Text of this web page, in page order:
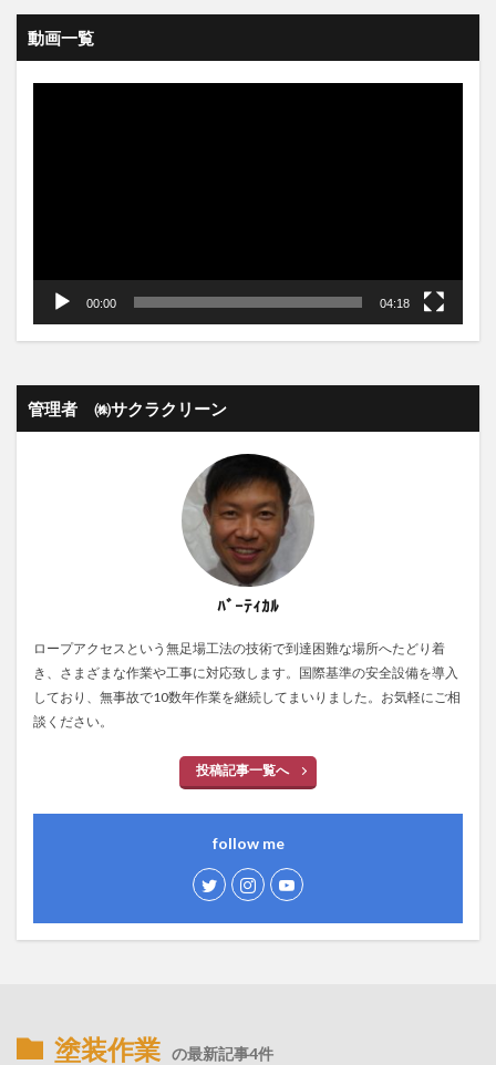
動画一覧
動
00:00 04:18
管理者 ㈱サクラクリーン
ﾊﾞｰﾃｨｶﾙ
ロープアクセスという無足場工法の技術で到達困難な場所へたどり着
き、さまざまな作業や工事に対応致します。国際基準の安全設備を導入
しており、無事故で10数年作業を継続してまいりました。お気軽にご相
談ください。
投稿記事一覧へ
follow me
塗装作業 の最新記事4件